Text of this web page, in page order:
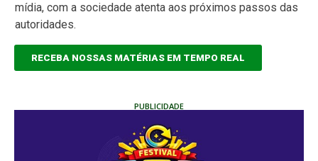
mídia, com a sociedade atenta aos próximos passos das
autoridades.
RECEBA NOSSAS MATÉRIAS EM TEMPO REAL
PUBLICIDADE